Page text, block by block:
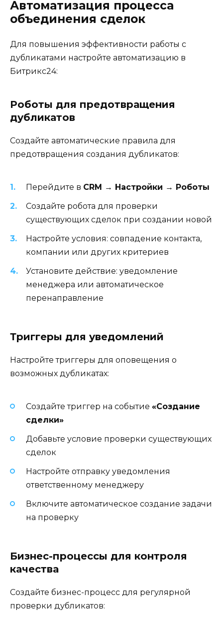
Автоматизация процесса
объединения сделок
Для повышения эффективности работы с
дубликатами настройте автоматизацию в
Битрикс24:
Роботы для предотвращения
дубликатов
Создайте автоматические правила для
предотвращения создания дубликатов:
Перейдите в CRM → Настройки → Роботы
Создайте робота для проверки
существующих сделок при создании новой
Настройте условия: совпадение контакта,
компании или других критериев
Установите действие: уведомление
менеджера или автоматическое
перенаправление
Триггеры для уведомлений
Настройте триггеры для оповещения о
возможных дубликатах:
Создайте триггер на событие «Создание
сделки»
Добавьте условие проверки существующих
сделок
Настройте отправку уведомления
ответственному менеджеру
Включите автоматическое создание задачи
на проверку
Бизнес-процессы для контроля
качества
Создайте бизнес-процесс для регулярной
проверки дубликатов: